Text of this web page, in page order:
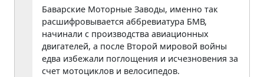
Баварские Моторные Заводы, именно так
расшифровывается аббревиатура БМВ,
начинали с производства авиационных
двигателей, а после Второй мировой войны
едва избежали поглощения и исчезновения за
счет мотоциклов и велосипедов.